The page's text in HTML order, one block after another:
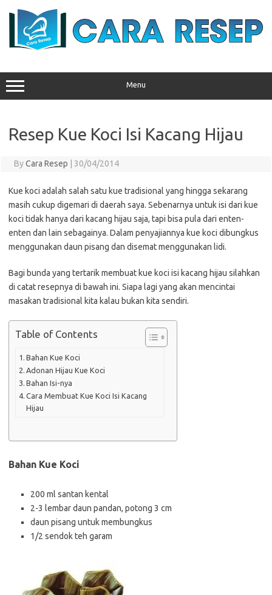
Menu
Resep Kue Koci Isi Kacang Hijau
ByCara Resep 30/04/2014
Kue koci adalah salah satu kue tradisional yang hingga sekarang
masih cukup digemari di daerah saya. Sebenarnya untuk isi dari kue
koci tidak hanya dari kacang hijau saja, tapi bisa pula dari enten-
enten dan lain sebagainya. Dalam penyajiannya kue koci dibungkus
menggunakan daun pisang dan disemat menggunakan lidi.
Bagi bunda yang tertarik membuat kue koci isi kacang hijau silahkan
di catat resepnya di bawah ini. Siapa lagi yang akan mencintai
masakan tradisional kita kalau bukan kita sendiri.
Table of Contents
Bahan Kue Koci
Adonan Hijau Kue Koci
Bahan Isi-nya
Cara Membuat Kue Koci Isi Kacang
Hijau
Bahan Kue Koci
200 ml santan kental
2-3 lembar daun pandan, potong 3 cm
daun pisang untuk membungkus
1/2 sendok teh garam